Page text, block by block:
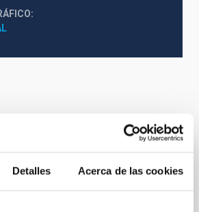
Detalles Acerca de las cookies
relacionados
científica de los
Herschel e Isaac